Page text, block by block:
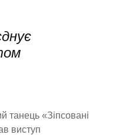
танець «Зіпсовані
виступ